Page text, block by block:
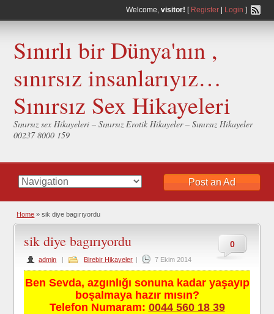
Welcome, visitor! [ Register| Login ]
Sınırlı bir Dünya'nın ,
sınırsız insanlarıyız…
Sınırsız Sex Hikayeleri
Sınırsız sex Hikayeleri – Sınırsız Erotik Hikayeler – Sınırsız Hikayeler
00237 8000 159
Post an Ad
Home » sik diye bagırıyordu
0
sik diye bagırıyordu
admin | Birebir Hikayeler | 7 Ekim 2014
Ben Sevda, azgınlığı sonuna kadar yaşayıp
boşalmaya hazır mısın?
Telefon Numaram: 0044 560 18 39